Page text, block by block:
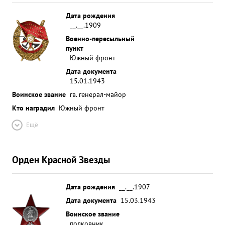
Дата рождения
__.__.1909
Военно-пересыльный
пункт
Южный фронт
Дата документа
15.01.1943
Воинское звание гв. генерал-майор
Кто наградил Южный фронт
Ещё
Орден Красной Звезды
Дата рождения
__.__.1907
Дата документа 15.03.1943
Воинское звание